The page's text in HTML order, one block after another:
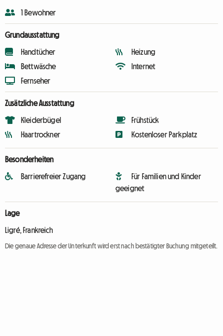
1 Bewohner
Grundausstattung
Handtücher
Bettwäsche
Fernseher
Heizung
Internet
Zusätzliche Ausstattung
Kleiderbügel
Haartrockner
Frühstück
Kostenloser Parkplatz
Besonderheiten
Barrierefreier Zugang
Für Familien und Kinder
geeignet
Lage
Ligré, Frankreich
Die genaue Adresse der Unterkunft wird erst nach bestätigter Buchung mitgeteilt.